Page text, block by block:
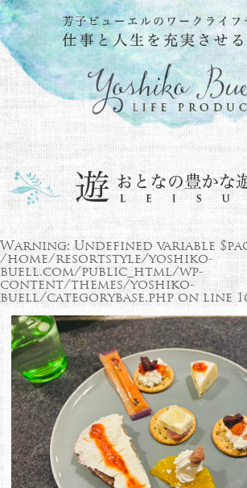
Warning: Undefined variable
/home/resortstyle/yoshiko-
buell.com/public_html/wp-
content/themes/yoshiko-
buell/categorybase.phpon line